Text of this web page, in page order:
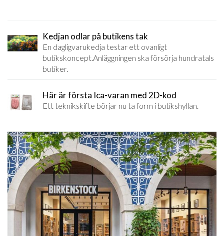
Kedjan odlar på butikens tak
En dagligvarukedja testar ett ovanligt
butikskoncept.Anläggningen ska försörja hundratals
butiker.
Här är första Ica-varan med 2D-kod
Ett teknikskifte börjar nu ta form i butikshyllan.